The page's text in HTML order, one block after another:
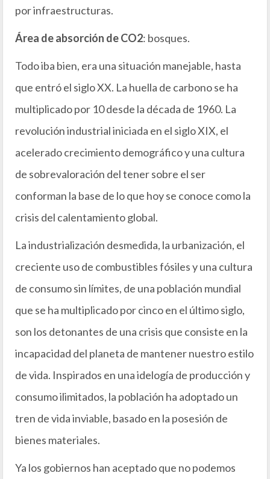
por infraestructuras.
Área de absorción de CO2: bosques.
Todo iba bien, era una situación manejable, hasta
que entró el siglo XX. La huella de carbono se ha
multiplicado por 10 desde la década de 1960. La
revolución industrial iniciada en el siglo XIX, el
acelerado crecimiento demográfico y una cultura
de sobrevaloración del tener sobre el ser
conforman la base de lo que hoy se conoce como la
crisis del calentamiento global.
La industrialización desmedida, la urbanización, el
creciente uso de combustibles fósiles y una cultura
de consumo sin límites, de una población mundial
que se ha multiplicado por cinco en el último siglo,
son los detonantes de una crisis que consiste en la
incapacidad del planeta de mantener nuestro estilo
de vida. Inspirados en una idelogía de producción y
consumo ilimitados, la población ha adoptado un
tren de vida inviable, basado en la posesión de
bienes materiales.
Ya los gobiernos han aceptado que no podemos